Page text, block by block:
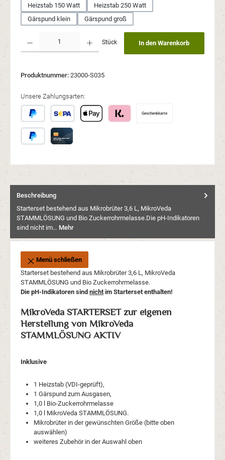
Heizstab 150 Watt
Heizstab 250 Watt
Gärspund klein
Gärspund groß
Stück In den Warenkorb
Produktnummer: 23000-S035
Unsere Zahlungsarten:
Später BezahlenSEPA Lastschrift
Geschenkkarte
Beschreibung
Starterset bestehend aus Mikrobrüter 3,6 L, MikroVeda
STAMMLÖSUNG und Bio Zuckerrohrmelasse.Die pH-Indikatoren
sind nicht im… Mehr
Menü schließen
Starterset bestehend aus Mikrobrüter 3,6 L, MikroVeda
STAMMLÖSUNG und Bio Zuckerrohrmelasse.
Die pH-Indikatoren sind nichtim Starterset enthalten!
MikroVeda STARTERSET zur eigenen
Herstellung von MikroVeda
STAMMLÖSUNG AKTIV
Inklusive
1 Heizstab (VDI-geprüft),
1 Gärspund zum Ausgasen,
1,0 l Bio-Zuckerrohrmelasse
1,0 l MikroVeda STAMMLÖSUNG.
Mikrobrüter in der gewünschten Größe (bitte oben
auswählen)
weiteres Zubehör in der Auswahl oben